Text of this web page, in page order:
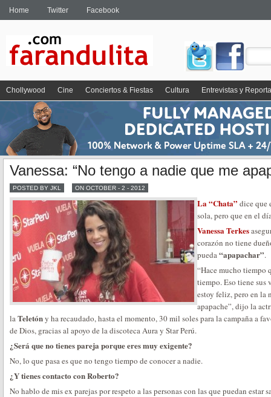
Home Twitter Facebook
Chollywood Cine Conciertos & Fiestas Cultura Entrevistas y
Vanessa: “No tengo a nadie que me
POSTED BY JKL ON OCTOBER - 2 - 2012
La “Chata” dice que
sola, pero que en el
Vanessa Terkes
corazón no tiene
pueda“apapachar”.
“Hace mucho tiempo
tiempo. Eso tiene sus
estoy feliz, pero en la
apapache”, dijo la
laTeletóny ha recaudado, hasta el momento, 30 mil soles para la campaña a
de Dios, gracias al apoyo de la discoteca Aura y Star Perú.
¿Será que no tienes pareja porque eres muy exigente?
No, lo que pasa es que no tengo tiempo de conocer a nadie.
¿Y tienes contacto con Roberto?
No hablo de mis ex parejas por respeto a las personas con las que puedan